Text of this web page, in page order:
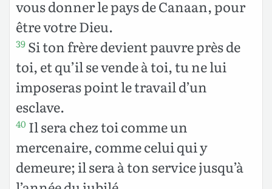
vous donner le pays de Canaan, pour
être votre Dieu.
39 Si ton frère devient pauvre près de
toi, et qu’il se vende à toi, tu ne lui
imposeras point le travail d’un
esclave.
40 Il sera chez toi comme un
mercenaire, comme celui qui y
demeure; il sera à ton service jusqu’à